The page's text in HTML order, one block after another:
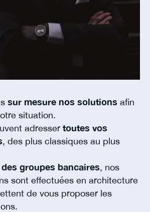
sur mesure nos solutions afin
situation.
adresser toutes vos
, des plus classiques au plus
groupes bancaires, nos
sont effectuées en architecture
de vous proposer les